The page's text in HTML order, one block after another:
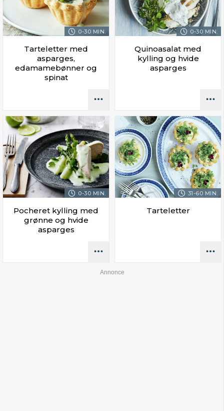
0-30 MIN.
Tarteletter med
asparges,
edamamebønner og
spinat
0-30 MIN.
Quinoasalat med
kylling og hvide
asparges
0-30 MIN.
Pocheret kylling med
grønne og hvide
asparges
31-60 MIN.
Tarteletter